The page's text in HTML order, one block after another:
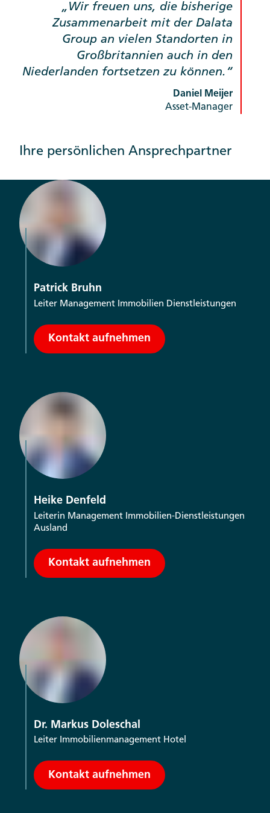
Wir freuen uns, die bisherige
Zusammenarbeit mit der Dalata
Group an vielen Standorten in
Großbritannien auch in den
Niederlanden fortsetzen zu können.
Daniel Meijer
Asset-Manager
Ihre persönlichen Ansprechpartner
Patrick Bruhn
Leiter Management Immobilien Dienstleistungen
Kontakt aufnehmen
Heike Denfeld
Leiterin Management Immobilien-Dienstleistungen
Ausland
Kontakt aufnehmen
Dr. Markus Doleschal
Leiter Immobilienmanagement Hotel
Kontakt aufnehmen